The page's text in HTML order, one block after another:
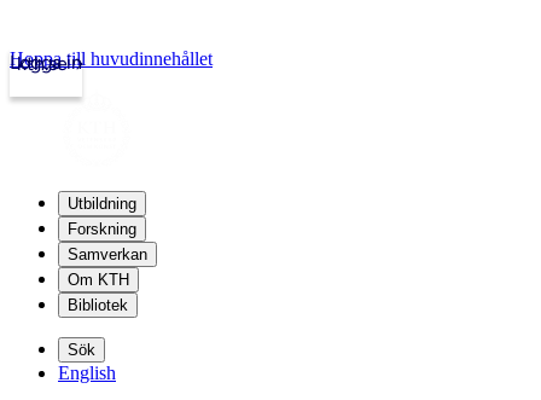
kth.se
Logga in
Hoppa till huvudinnehållet
Utbildning
Forskning
Samverkan
Om KTH
Bibliotek
Sök
English